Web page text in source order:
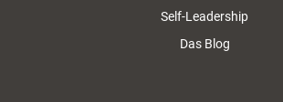
Self-Leadership
Das Blog